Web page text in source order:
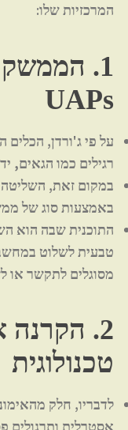
המרכזיות שלו:
1.
UAPs
על פי ג'ורדן, הכלים
רגילים כמו הגאים,
במקום זאת,
באמצעות סוג של
התוכנית שבה הוא
טבעית לשלוט
מסוגלים לתקשר או
2.
טכנולוגית
לדבריו, חלק